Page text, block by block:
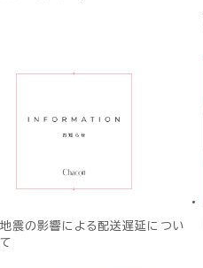
地震の影響による配送遅延につい
て